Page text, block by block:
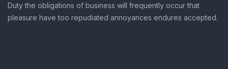
Duty the obligations of business will frequently occur that
pleasure have too repudiated annoyances endures accepted.